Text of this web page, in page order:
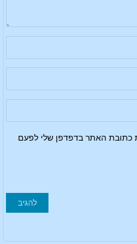
כתובת האתר בדפדפן שלי לפעם